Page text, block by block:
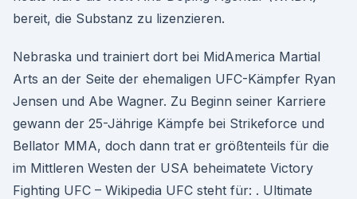
bereit, die Substanz zu lizenzieren.
Nebraska und trainiert dort bei MidAmerica Martial
Arts an der Seite der ehemaligen UFC-Kämpfer Ryan
Jensen und Abe Wagner. Zu Beginn seiner Karriere
gewann der 25-Jährige Kämpfe bei Strikeforce und
Bellator MMA, doch dann trat er größtenteils für die
im Mittleren Westen der USA beheimatete Victory
Fighting UFC – Wikipedia UFC steht für: . Ultimate